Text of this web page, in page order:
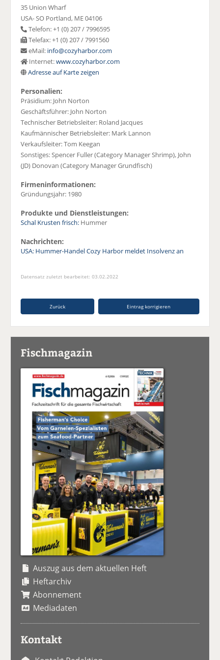
35 Union Wharf
USA- SO Portland, ME 04106
Telefon: +1 (0) 207 / 7996595
Telefax: +1 (0) 207 / 7991560
eMail: info@cozyharbor.com
Internet:www.cozyharbor.com
Adresse auf Karte zeigen
Personalien:
Präsidium: John Norton
Geschäftsführer: John Norton
Technischer Betriebsleiter: Roland Jacques
Kaufmännischer Betriebsleiter: Mark Lannon
Verkaufsleiter: Tom Keegan
Sonstiges: Spencer Fuller (Category Manager Shrimp), John
(JD) Donovan (Category Manager Grundfisch)
Firmeninformationen:
Gründungsjahr: 1980
Produkte und Dienstleistungen:
Schal Krusten frisch: Hummer
Nachrichten:
USA: Hummer-Handel Cozy Harbor meldet Insolvenz an
Datensatz zuletzt bearbeitet: 03.02.2022
Zurück Eintrag korrigieren
Fischmagazin
Auszug aus dem aktuellen Heft
Heftarchiv
Abonnement
Mediadaten
Kontakt